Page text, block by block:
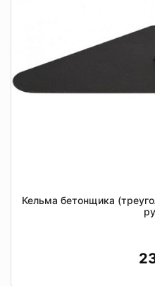
Кельма бетонщика